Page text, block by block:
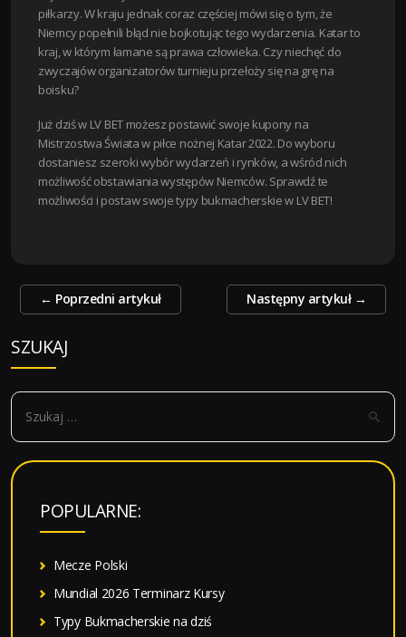
piłkarzy. W kraju jednak coraz częściej mówi się o tym, że
Niemcy popełnili błąd nie bojkotując tego wydarzenia. Katar to
kraj, w którym łamane są prawa człowieka. Czy niechęć do
zwyczajów organizatorów turnieju przełoży się na grę na
boisku?
Już dziś w LV BET możesz postawić swoje kupony na
Mistrzostwa Świata w piłce nożnej Katar 2022. Do wyboru
dostaniesz szeroki wybór wydarzeń i rynków, a wśród nich
możliwość obstawiania występów Niemców. Sprawdź te
możliwości i postaw swoje typy bukmacherskie w LV BET!
Zobacz
← Poprzedni artykuł Następny artykuł →
SZUKAJ
S
k
POPULARNE:
Mecze Polski
Mundial 2026 Terminarz Kursy
Typy Bukmacherskie na dziś